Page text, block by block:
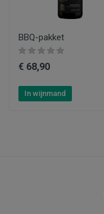
BBQ-pakket
€ 68,90
In wijnmand